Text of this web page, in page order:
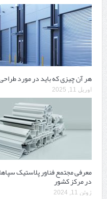
هر آن چیزی که باید در مورد
آوریل 11, 2025
در مرکز کشور
ژوئن 11, 2024